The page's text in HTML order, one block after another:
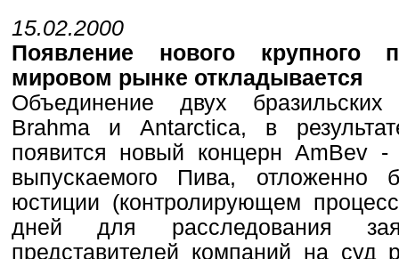
15.02.2000
Появление нового крупного
мировом рынке откладывается
Объединение двух
Brahma и Antarctica, в
появится новый концерн AmBev
выпускаемого Пива, отложенно
юстиции (контролирующем
дней для расследования
представителей компаний на суд